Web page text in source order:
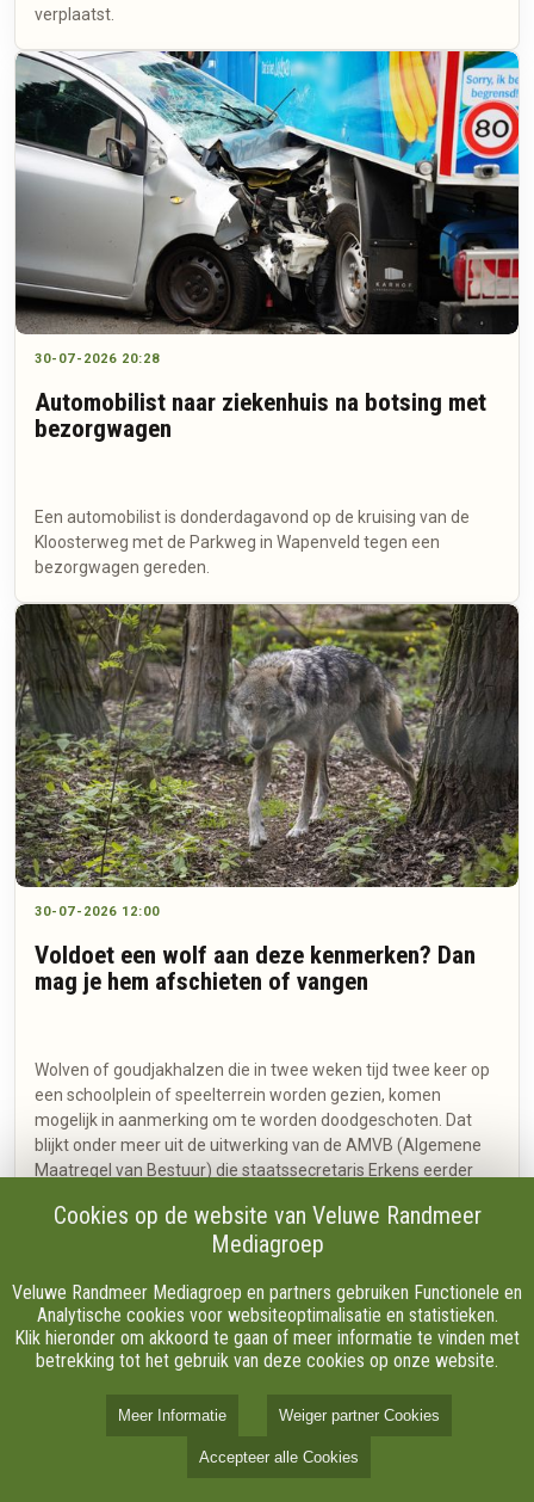
verplaatst.
30-07-2026 20:28
Automobilist naar ziekenhuis na botsing met
bezorgwagen
Een automobilist is donderdagavond op de kruising van de
Kloosterweg met de Parkweg in Wapenveld tegen een
bezorgwagen gereden.
30-07-2026 12:00
Voldoet een wolf aan deze kenmerken? Dan
mag je hem afschieten of vangen
Wolven of goudjakhalzen die in twee weken tijd twee keer op
een schoolplein of speelterrein worden gezien, komen
mogelijk in aanmerking om te worden doodgeschoten. Dat
blijkt onder meer uit de uitwerking van de AMVB (Algemene
Maatregel van Bestuur) die staatssecretaris Erkens eerder
hond aanvalt en letsel toebrengt, kan hem dat de kop kosten.
Cookies op de website van Veluwe Randmeer
Mediagroep
Veluwe Randmeer Mediagroep en partners gebruiken Functionele en
Analytische cookies voor websiteoptimalisatie en statistieken.
Klik hieronder om akkoord te gaan of meer informatie te vinden met
betrekking tot het gebruik van deze cookies op onze website.
Meer Informatie Weiger partner Cookies
Accepteer alle Cookies